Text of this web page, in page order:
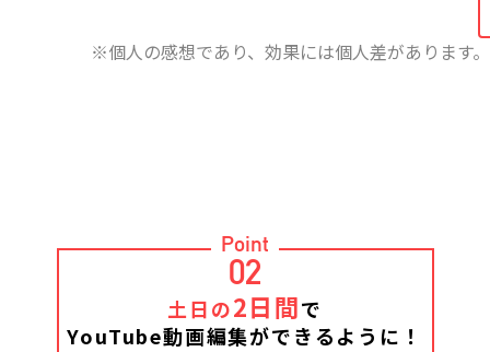
※個人の感想であり、効果には個人差があります。
Point
02
土日の2日間で
YouTube動画編集ができるように！